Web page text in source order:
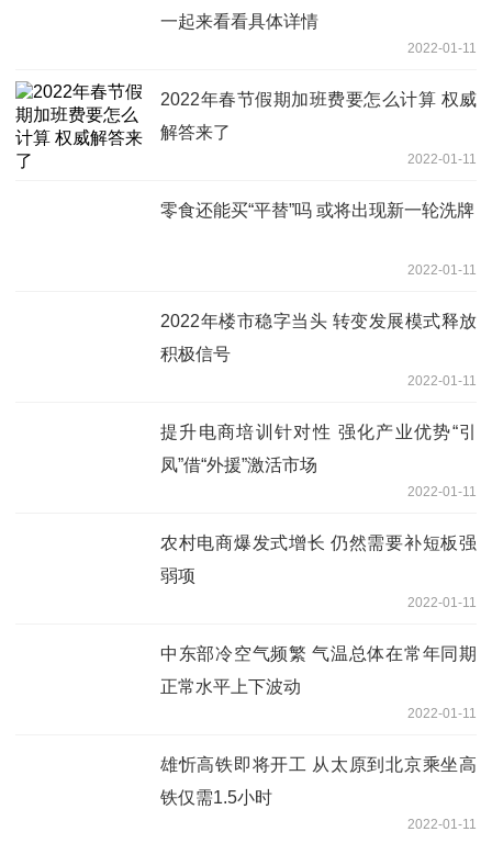
一起来看看具体详情
2022-01-11
2022年春节假期加班费要怎么计算 权威
解答来了
2022-01-11
零食还能买“平替”吗 或将出现新一轮洗牌
2022-01-11
2022年楼市稳字当头 转变发展模式释放
积极信号
2022-01-11
提升电商培训针对性 强化产业优势“引
凤”借“外援”激活市场
2022-01-11
农村电商爆发式增长 仍然需要补短板强
弱项
2022-01-11
中东部冷空气频繁 气温总体在常年同期
正常水平上下波动
2022-01-11
雄忻高铁即将开工 从太原到北京乘坐高
铁仅需1.5小时
2022-01-11